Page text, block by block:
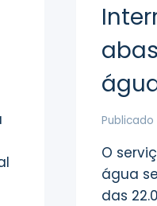
Publicado
O
água
das